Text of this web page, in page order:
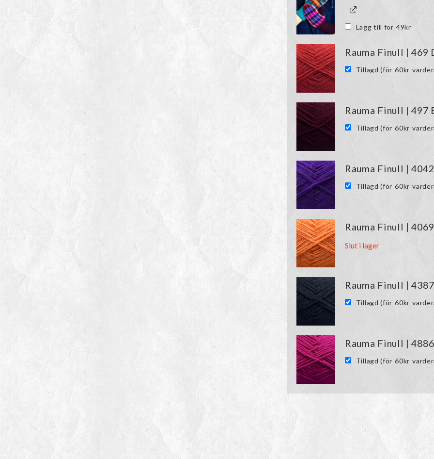
Lägg till för 49kr
Rauma Finull | 469
Tillagd (för 60kr
Rauma Finull | 497
Tillagd (för 60kr
Rauma Finull |
Tillagd (för 60kr
Rauma Finull |
Slut i lager
Rauma Finull |
Tillagd (för 60kr
Rauma Finull |
Tillagd (för 60kr